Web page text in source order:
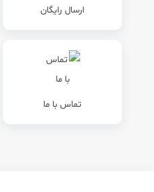
ارسال رایگان
تماس با ما